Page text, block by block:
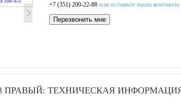
+7 (351) 200-22-88 или оставьте ваши
Перезвонить мне
ПРАВЫЙ: ТЕХНИЧЕСКАЯ